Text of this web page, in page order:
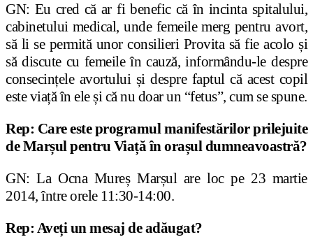
GN: Eu cred că ar fi benefic că în incinta spitalului,
cabinetului medical, unde femeile merg pentru avort,
să li se permită unor consilieri Provita să fie acolo și
să discute cu femeile în cauză, informându-le despre
consecințele avortului și despre faptul că acest copil
este viață în eleși că nu doar un “fetus”, cum se spune.
Rep: Care este programul manifestărilor prilejuite
de Marșul pentru Viață în orașul dumneavoastră?
GN: La Ocna Mureș Marșul are loc pe 23 martie
2014, între orele 11:30-14:00.
Rep: Aveți un mesaj de adăugat?